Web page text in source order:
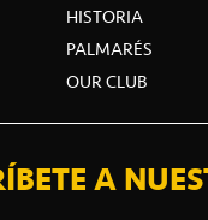
HISTORIA
PALMARÉS
OUR CLUB
A